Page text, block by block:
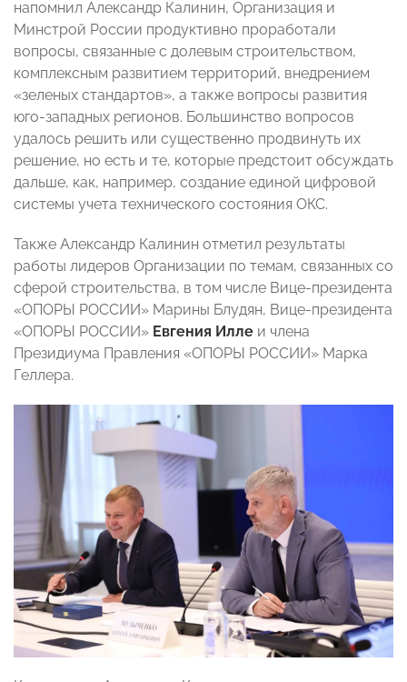
напомнил Александр Калинин, Организация и
Минстрой России продуктивно проработали
вопросы, связанные с долевым строительством,
комплексным развитием территорий, внедрением
«зеленых стандартов», а также вопросы развития
юго-западных регионов. Большинство вопросов
удалось решить или существенно продвинуть их
решение, но есть и те, которые предстоит обсуждать
дальше, как, например, создание единой цифровой
системы учета технического состояния ОКС.
Также Александр Калинин отметил результаты
работы лидеров Организации по темам, связанных со
сферой строительства, в том числе Вице-президента
«ОПОРЫ РОССИИ» Марины Блудян, Вице-президента
«ОПОРЫ РОССИИ» Евгения Илле и члена
Президиума Правления «ОПОРЫ РОССИИ» Марка
Геллера.